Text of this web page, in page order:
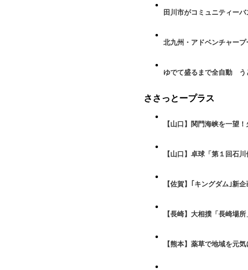
田川市がコミュニティー
北九州・アドベンチャー
ゆでて盛るまで全自動 う
ささっとープラス
【山口】関門海峡を一望
【山口】卓球「第１回石
【佐賀】｢キングダム｣新
【長崎】大相撲「長崎場
【熊本】薬草で地域を元